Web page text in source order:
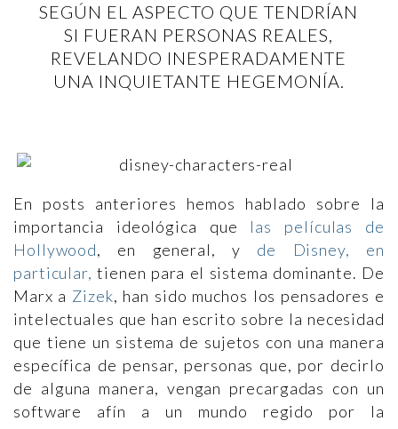
SEGÚN EL ASPECTO QUE TENDRÍAN
SI FUERAN PERSONAS REALES,
REVELANDO INESPERADAMENTE
UNA INQUIETANTE HEGEMONÍA.
En posts anteriores hemos hablado sobre la
importancia ideológica que las películas de
Hollywood, en general, y de Disney, en
particular,tienen para el sistema dominante. De
Marx a Zizek, han sido muchos los pensadores e
intelectuales que han escrito sobre la necesidad
que tiene un sistema de sujetos con una manera
específica de pensar, personas que, por decirlo
de alguna manera, vengan precargadas con un
software afín a un mundo regido por la